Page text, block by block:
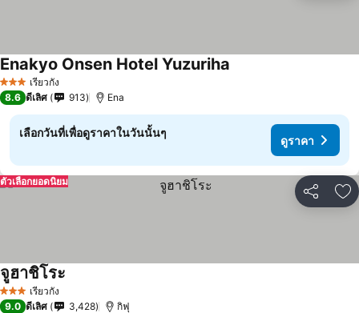
3 ดาว เรียวกัง
Enakyo Onsen Hotel Yuzuriha
8.6 ดีเลิศ 913 Ena
เลือกวันที่เพื่อดูราคาในวันนั้นๆ
ดูราคา
แชร์ เ
ตัวเลือกยอดนิยม
3 ดาว เรียวกัง
จูฮาชิโระ
9.0 ดีเลิศ 3,428 กิฟุ